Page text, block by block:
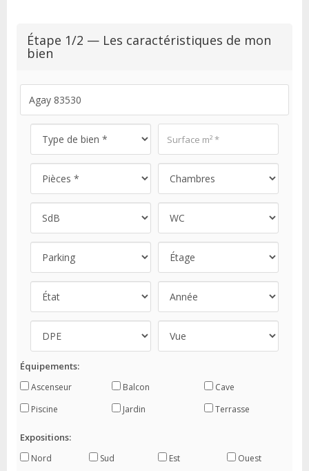
Étape 1/2 — Les caractéristiques de mon
bien
Équipements:
Ascenseur Balcon
Cave
Piscine
Jardin Terrasse
Expositions:
Nord Sud Est Ouest